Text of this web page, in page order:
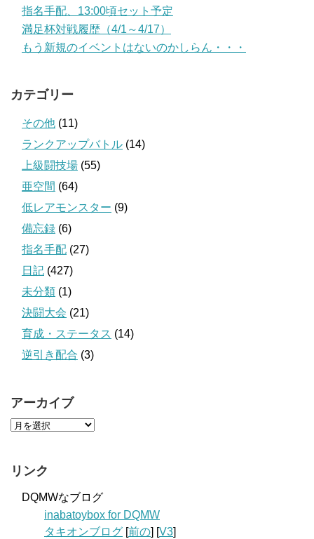
指名手配、13:00頃セット予定
満足杯対戦履歴（4/1～4/17）
もう新規のイベントはないのかしらん・・・
カテゴリー
その他 (11)
ランクアップバトル (14)
上級闘技場 (55)
亜空間 (64)
低レアモンスター (9)
備忘録 (6)
指名手配 (27)
日記 (427)
未分類 (1)
決闘大会 (21)
育成・ステータス (14)
逆引き配合 (3)
アーカイブ
リンク
DQMWなブログ
inabatoybox for DQMW
タキオンブログ [前の] [V3]